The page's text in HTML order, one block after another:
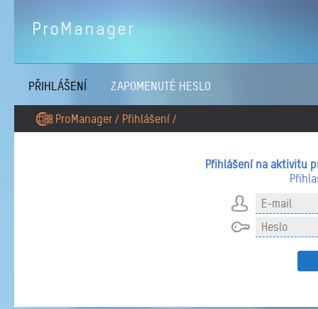
ProManager
PŘIHLÁŠENÍ ZAPOMENUTÉ HESLO
ProManager / Přihlášení /
Přihlášení na aktivitu